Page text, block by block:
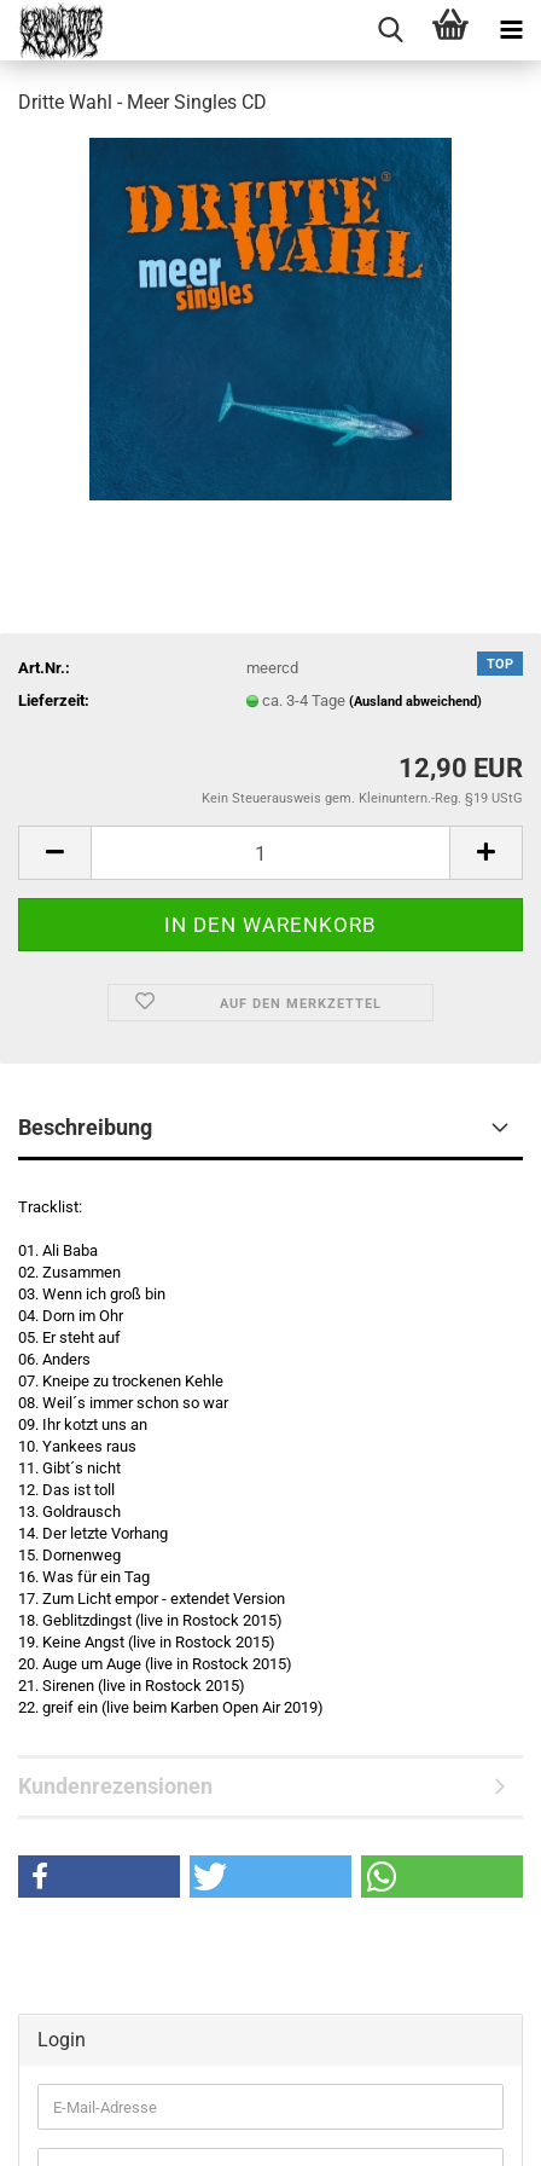
Dritte Wahl - Meer Singles CD
TOP
Art.Nr.:
meercd
Lieferzeit:
ca. 3-4 Tage(Ausland abweichend)
12,90 EUR
Kein Steuerausweis gem. Kleinuntern.-Reg. §19 UStG
AUF DEN MERKZETTEL
Beschreibung
Tracklist:
01. Ali Baba
02. Zusammen
03. Wenn ich groß bin
04. Dorn im Ohr
05. Er steht auf
06. Anders
07. Kneipe zu trockenen Kehle
08. Weil´s immer schon so war
09. Ihr kotzt uns an
10. Yankees raus
11. Gibt´s nicht
12. Das ist toll
13. Goldrausch
14. Der letzte Vorhang
15. Dornenweg
16. Was für ein Tag
17. Zum Licht empor - extendet Version
18. Geblitzdingst (live in Rostock 2015)
19. Keine Angst (live in Rostock 2015)
20. Auge um Auge (live in Rostock 2015)
21. Sirenen (live in Rostock 2015)
22. greif ein (live beim Karben Open Air 2019)
Kundenrezensionen
Login
E-
Mail-
Adresse